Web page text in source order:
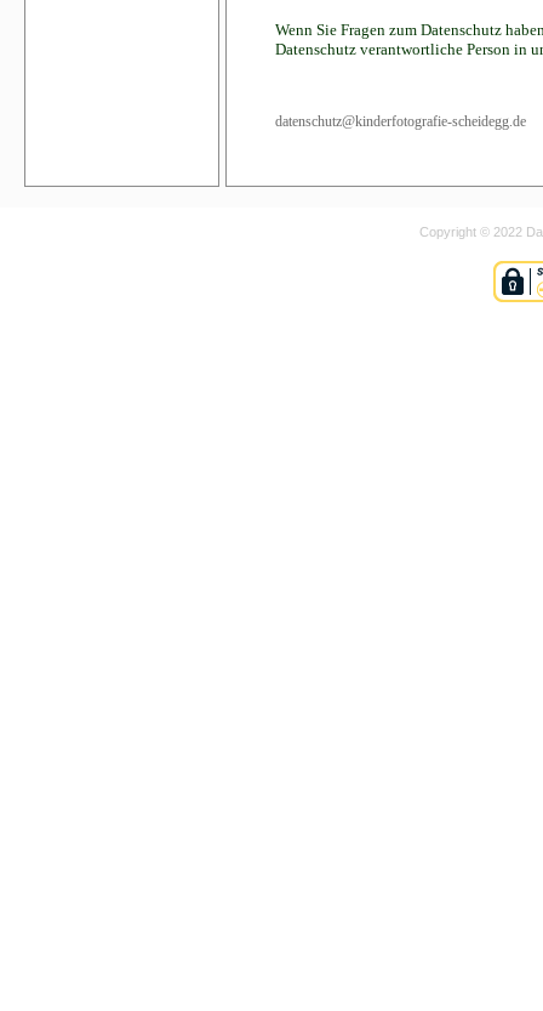
Wenn Sie Fragen zum Datenschutz
Datenschutz verantwortliche Person in
datenschutz@kinderfotografie-scheidegg.de
Copyright © 2022